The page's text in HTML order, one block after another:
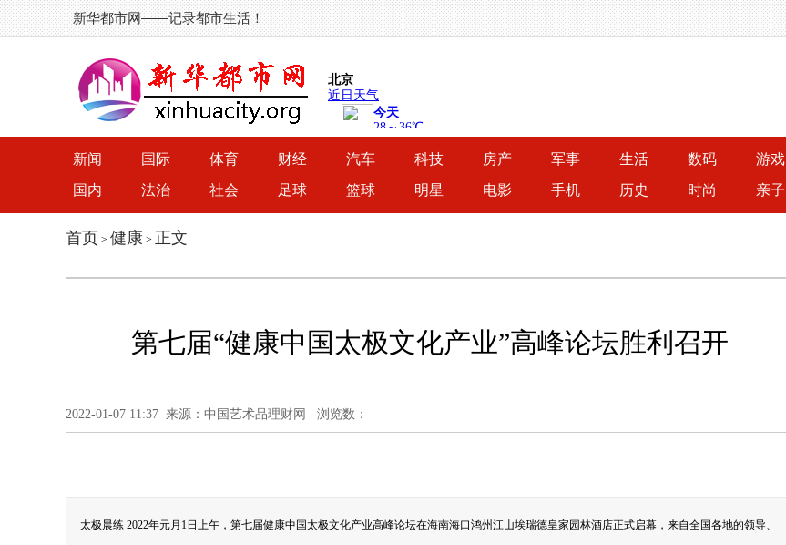
新华都市网——记录都市生活！
新闻 国际 体育 财经 汽车 科技 房产 军事 生活 数码 游戏
国内
法治 社会 足球 篮球 明星 电影 手机 历史 时尚 亲子
首页 > 健康 > 正文
第七届“健康中国太极文化产业”高峰论坛胜利召开
2022-01-07 11:37 来源：中国艺术品理财网 浏览数：
太极晨练 2022年元月1日上午，第七届健康中国太极文化产业高峰论坛在海南海口鸿州江山埃瑞德皇家园林酒店正式启幕，来自全国各地的领导、